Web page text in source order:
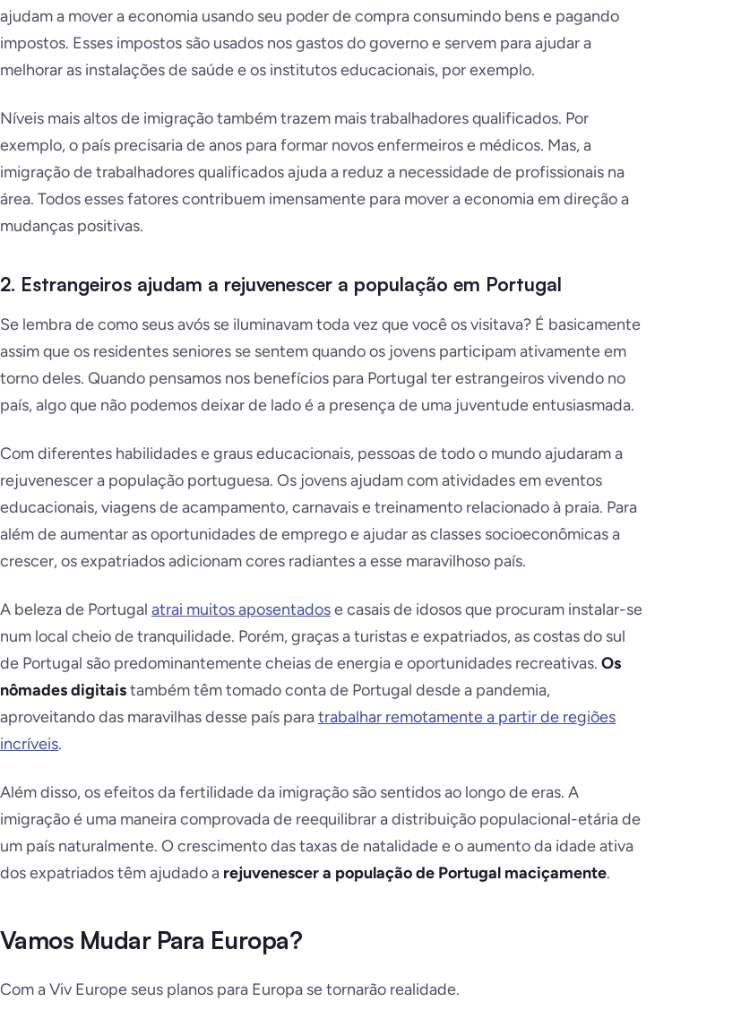
ajudam a mover a economia usando seu poder de compra consumindo bens e pagando
impostos. Esses impostos são usados nos gastos do governo e servem para ajudar a
melhorar as instalações de saúde e os institutos educacionais, por exemplo.
Níveis mais altos de imigração também trazem mais trabalhadores qualificados. Por
exemplo, o país precisaria de anos para formar novos enfermeiros e médicos. Mas, a
imigração de trabalhadores qualificados ajuda a reduz a necessidade de profissionais na
área. Todos esses fatores contribuem imensamente para mover a economia em direção a
mudanças positivas.
2. Estrangeiros ajudam a rejuvenescer a população em Portugal
Se lembra de como seus avós se iluminavam toda vez que você os visitava? É basicamente
assim que os residentes seniores se sentem quando os jovens participam ativamente em
torno deles. Quando pensamos nos benefícios para Portugal ter estrangeiros vivendo no
país, algo que não podemos deixar de lado é a presença de uma juventude entusiasmada.
Com diferentes habilidades e graus educacionais, pessoas de todo o mundo ajudaram a
rejuvenescer a população portuguesa. Os jovens ajudam com atividades em eventos
educacionais, viagens de acampamento, carnavais e treinamento relacionado à praia. Para
além de aumentar as oportunidades de emprego e ajudar as classes socioeconômicas a
crescer, os expatriados adicionam cores radiantes a esse maravilhoso país.
A beleza de Portugal atrai muitos aposentadose casais de idosos que procuram instalar-se
num local cheio de tranquilidade. Porém, graças a turistas e expatriados, as costas do sul
de Portugal são predominantemente cheias de energia e oportunidades recreativas. Os
nômades digitaistambém têm tomado conta de Portugal desde a pandemia,
aproveitando das maravilhas desse país paratrabalhar remotamente a partir de regiões
incríveis.
Além disso, os efeitos da fertilidade da imigração são sentidos ao longo de eras. A
imigração é uma maneira comprovada de reequilibrar a distribuição populacional-etária de
um país naturalmente. O crescimento das taxas de natalidade e o aumento da idade ativa
dos expatriados têm ajudado a rejuvenescer a população de Portugal maciçamente.
Vamos Mudar Para Europa?
Com a Viv Europe seus planos para Europa se tornarão realidade.